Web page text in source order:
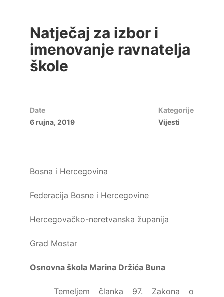
Natječaj za izbor i
imenovanje ravnatelja
škole
Date
6 rujna, 2019
Kategorije
Vijesti
Bosna i Hercegovina
Federacija Bosne i Hercegovine
Hercegovačko-neretvanska županija
Grad Mostar
Osnovna škola Marina Držića Buna
Temeljem članka 97. Zakona o